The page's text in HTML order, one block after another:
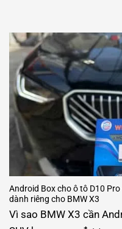
Android Box cho ô tô D10
dành riêng cho BMW X3
Vì sao BMW X3 cần